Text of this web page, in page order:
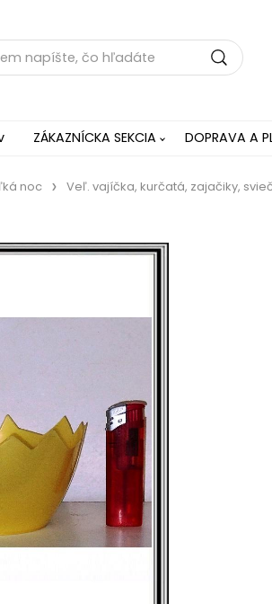
ZÁKAZNÍCKA SEKCIA DOPRAVA A
noc Veľ. vajíčka, kurčatá, zajačiky,